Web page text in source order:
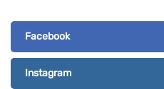
Facebook
Instagram